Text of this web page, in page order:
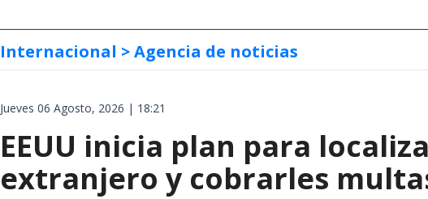
Internacional > Agencia de noticias
Jueves 06 Agosto, 2026 | 18:21
EEUU inicia plan para
extranjero y cobrarles